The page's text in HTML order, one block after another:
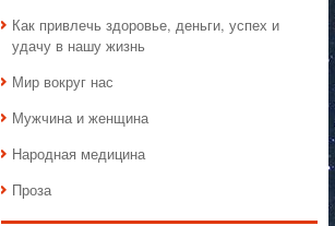
Как привлечь здоровье, деньги, успех и
удачу в нашу жизнь
Мир вокруг нас
Мужчина и женщина
Народная медицина
Проза